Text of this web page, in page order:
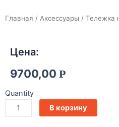
Главная / Аксессуары / Тележка
Цена:
9700,00 Р
Quantity
В корзину